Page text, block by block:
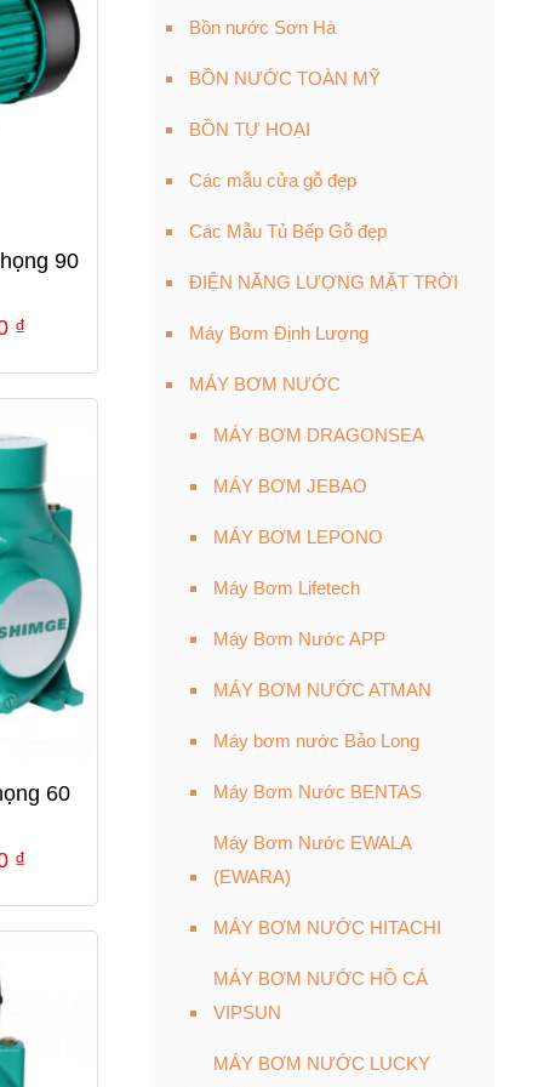
90
₫
tại
2,680,000 ₫.
60
₫
tại
Bồn nước Sơn Hà
BỒN NƯỚC TOÀN MỸ
BỒN TỰ HOẠI
Các mẫu cửa gỗ đẹp
Các Mẫu Tủ Bếp Gỗ đẹp
ĐIỆN NĂNG LƯỢNG MẶT TRỜI
Máy Bơm Định Lượng
MÁY BƠM NƯỚC
MÁY BƠM DRAGONSEA
MÁY BƠM JEBAO
MÁY BƠM LEPONO
Máy Bơm Lifetech
Máy Bơm Nước APP
MÁY BƠM NƯỚC ATMAN
Máy bơm nước Bảo Long
Máy Bơm Nước BENTAS
Máy Bơm Nước EWALA
(EWARA)
MÁY BƠM NƯỚC HITACHI
MÁY BƠM NƯỚC HỒ CÁ
VIPSUN
MÁY BƠM NƯỚC LUCKY